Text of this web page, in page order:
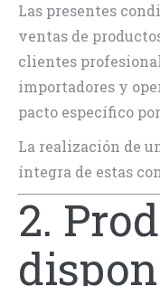
Las presentes
ventas de
clientes
importadores y
pacto específico
La realización de
íntegra de estas
2.